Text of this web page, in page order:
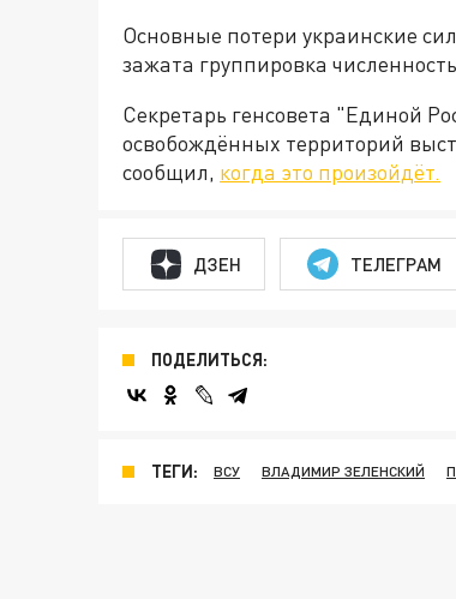
Основные потери украинские
зажата группировка
Секретарь генсовета "Единой
освобождённых территорий
сообщил, когда это произойдёт.
ДЗЕН ТЕЛЕГРАМ
ПОДЕЛИТЬСЯ:
ТЕГИ: ВСУ ВЛАДИМИР ЗЕЛЕНСКИЙ